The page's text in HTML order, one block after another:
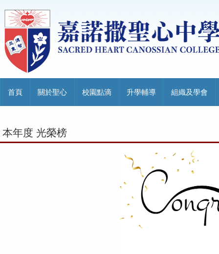
首頁 關於聖心 校園點滴 升學輔導 組織及學會
本年度 光榮榜